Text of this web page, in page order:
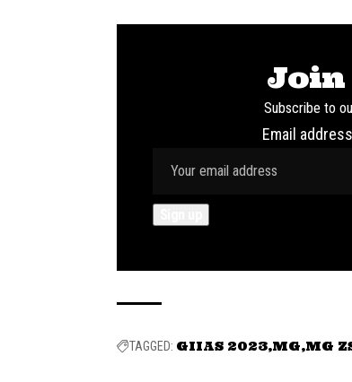
Join
Subscribe to
Email
TAGGED: GIIAS 2023 MG MG